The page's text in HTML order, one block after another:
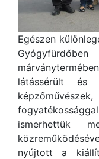
Egészen
látássérült
ismerhettük
nyújtott a